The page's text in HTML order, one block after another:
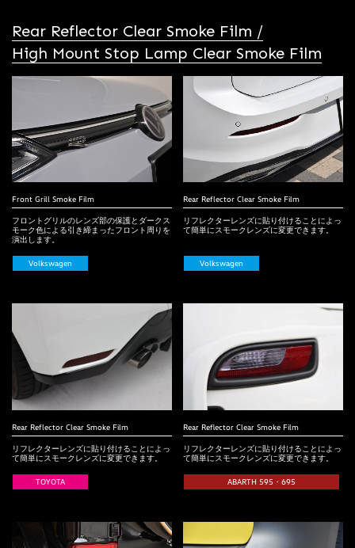
Rear Reflector Clear Smoke Film /
High Mount Stop Lamp Clear Smoke Film
Front Grill Smoke Film
フロントグリルのレンズ部の保護とダークス
モーク色による引き締まったフロント周りを
演出します。
Volkswagen
Rear Reflector Clear Smoke Film
リフレクターレンズに貼り付けることによっ
て簡単にスモークレンズに変更できます。
Volkswagen
Rear Reflector Clear Smoke Film
リフレクターレンズに貼り付けることによっ
て簡単にスモークレンズに変更できます。
TOYOTA
Rear Reﬂector Clear Smoke Film
リフレクターレンズに貼り付けることによっ
て簡単にスモークレンズに変更できます。
ABARTH 595・695